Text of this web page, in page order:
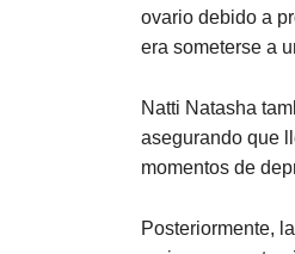
ovario debido a
era someterse a
Natti Natasha
asegurando que
momentos de
Posteriormente,